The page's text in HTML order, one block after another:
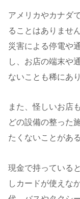
アメリカやカナダ
ることはありませ
災害による停電や
し、お店の端末や
ないことも稀にあ
また、怪しいお店
どの設備の整った
たくないことがあ
現金で持っている
しカードが使えな